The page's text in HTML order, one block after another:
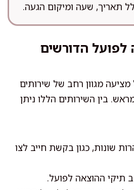
תאריך, שעה ומיקום הגעה.
לפועל הדורשים
מגוון רחב של שירותים
בין השירותים הללו ניתן
שונות, כגון בקשת חייב לצו
תיקי ההוצאה לפועל.